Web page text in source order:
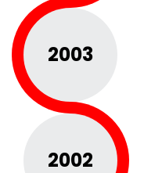
2003
2002